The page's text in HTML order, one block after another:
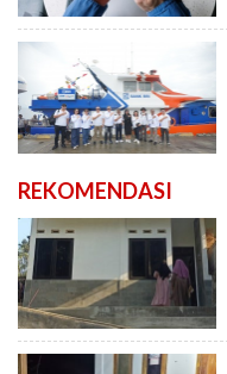
REKOMENDASI